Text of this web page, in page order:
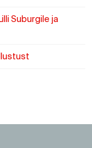
Suburgile ja